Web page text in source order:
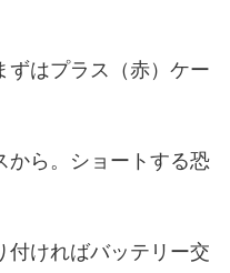
ずはプラス（赤）ケー
ら。ショートする恐
付ければバッテリー交